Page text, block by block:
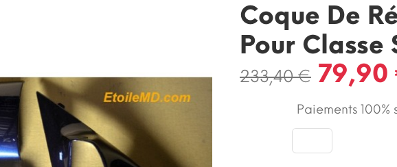
Coque De
Pour Classe
233,40 € 79,90
Paiements 100%